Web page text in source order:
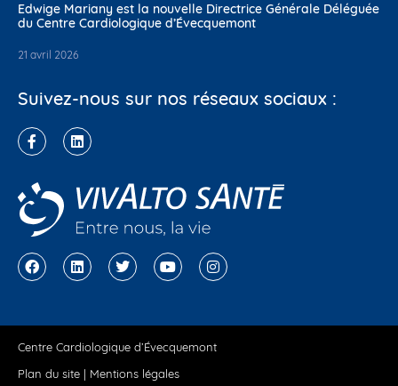
Edwige Mariany est la nouvelle Directrice Générale Déléguée
du Centre Cardiologique d’Évecquemont
21 avril 2026
Suivez-nous sur nos réseaux sociaux :
Centre Cardiologique d’Évecquemont
Plan du site | Mentions légales